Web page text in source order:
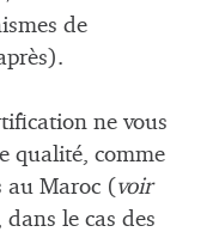
de
ne vous
qualité, comme
au Maroc (voir
le cas des